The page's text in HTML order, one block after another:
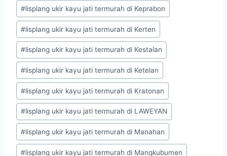
#lisplang ukir kayu jati termurah di Keprabon
#lisplang ukir kayu jati termurah di Kerten
#lisplang ukir kayu jati termurah di Kestalan
#lisplang ukir kayu jati termurah di Ketelan
#lisplang ukir kayu jati termurah di Kratonan
#lisplang ukir kayu jati termurah di LAWEYAN
#lisplang ukir kayu jati termurah di Manahan
#lisplang ukir kayu jati termurah di Mangkubumen